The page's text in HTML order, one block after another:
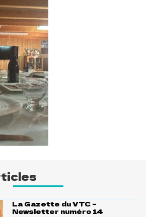
La Gazette du VTC –
Newsletter numéro 14